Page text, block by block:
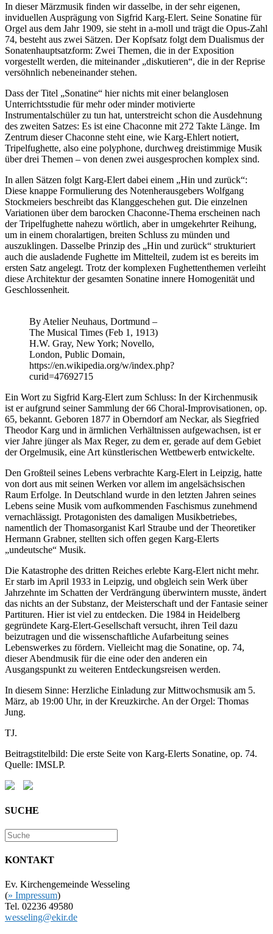
In dieser Märzmusik finden wir dasselbe, in der sehr eigenen,
inviduellen Ausprägung von Sigfrid Karg-Elert. Seine Sonatine für
Orgel aus dem Jahr 1909, sie steht in a-moll und trägt die Opus-Zahl
74, besteht aus zwei Sätzen. Der Kopfsatz folgt dem Dualismus der
Sonatenhauptsatzform: Zwei Themen, die in der Exposition
vorgestellt werden, die miteinander „diskutieren“, die in der Reprise
versöhnlich nebeneinander stehen.
Dass der Titel „Sonatine“ hier nichts mit einer belanglosen
Unterrichtsstudie für mehr oder minder motivierte
Instrumentalschüler zu tun hat, unterstreicht schon die Ausdehnung
des zweiten Satzes: Es ist eine Chaconne mit 272 Takte Länge. Im
Zentrum dieser Chaconne steht eine, wie Karg-Ehlert notiert,
Tripelfughette, also eine polyphone, durchweg dreistimmige Musik
über drei Themen – von denen zwei ausgesprochen komplex sind.
In allen Sätzen folgt Karg-Elert dabei einem „Hin und zurück“:
Diese knappe Formulierung des Notenherausgebers Wolfgang
Stockmeiers beschreibt das Klanggeschehen gut. Die einzelnen
Variationen über dem barocken Chaconne-Thema erscheinen nach
der Tripelfughette nahezu wörtlich, aber in umgekehrter Reihung,
um in einem choralartigen, breiten Schluss zu münden und
auszuklingen. Dasselbe Prinzip des „Hin und zurück“ strukturiert
auch die ausladende Fughette im Mittelteil, zudem ist es bereits im
ersten Satz angelegt. Trotz der komplexen Fughettenthemen verleiht
diese Architektur der gesamten Sonatine innere Homogenität und
Geschlossenheit.
By Atelier Neuhaus, Dortmund –
The Musical Times (Feb 1, 1913)
H.W. Gray, New York; Novello,
London, Public Domain,
https://en.wikipedia.org/w/index.php?
curid=47692715
Ein Wort zu Sigfrid Karg-Elert zum Schluss: In der Kirchenmusik
ist er aufgrund seiner Sammlung der 66 Choral-Improvisationen, op.
65, bekannt. Geboren 1877 in Oberndorf am Neckar, als Siegfried
Theodor Karg und in ärmlichen Verhältnissen aufgewachsen, ist er
vier Jahre jünger als Max Reger, zu dem er, gerade auf dem Gebiet
der Orgelmusik, eine Art künstlerischen Wettbewerb entwickelte.
Den Großteil seines Lebens verbrachte Karg-Elert in Leipzig, hatte
von dort aus mit seinen Werken vor allem im angelsächsischen
Raum Erfolge. In Deutschland wurde in den letzten Jahren seines
Lebens seine Musik vom aufkommenden Faschismus zunehmend
vernachlässigt. Protagonisten des damaligen Musikbetriebes,
namentlich der Thomasorganist Karl Straube und der Theoretiker
Hermann Grabner, stellten sich offen gegen Karg-Elerts
„undeutsche“ Musik.
Die Katastrophe des dritten Reiches erlebte Karg-Elert nicht mehr.
Er starb im April 1933 in Leipzig, und obgleich sein Werk über
Jahrzehnte im Schatten der Verdrängung überwintern musste, ändert
das nichts an der Substanz, der Meisterschaft und der Fantasie seiner
Partituren. Hier ist viel zu entdecken. Die 1984 in Heidelberg
gegründete Karg-Elert-Gesellschaft versucht, ihren Teil dazu
beizutragen und die wissenschaftliche Aufarbeitung seines
Lebenswerkes zu fördern. Vielleicht mag die Sonatine, op. 74,
dieser Abendmusik für die eine oder den anderen ein
Ausgangspunkt zu weiteren Entdeckungsreisen werden.
In diesem Sinne: Herzliche Einladung zur Mittwochsmusik am 5.
März, ab 19:00 Uhr, in der Kreuzkirche. An der Orgel: Thomas
Jung.
TJ.
Beitragstitelbild: Die erste Seite von Karg-Elerts Sonatine, op. 74.
Quelle: IMSLP.
SUCHE
KONTAKT
Ev. Kirchengemeinde Wesseling
(» Impressum)
Tel. 02236 49580
wesseling@ekir.de